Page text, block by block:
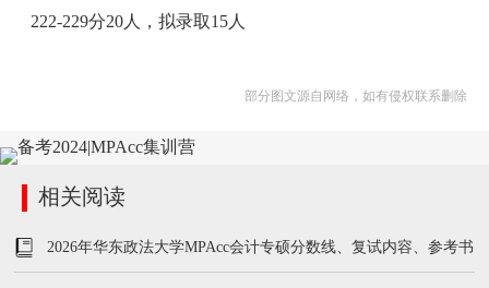
222-229分20人，拟录取15人
部分图文源自网络，如有侵权联系删除
相关阅读
2026年华东政法大学MPAcc会计专硕分数线、复试内容、参考书